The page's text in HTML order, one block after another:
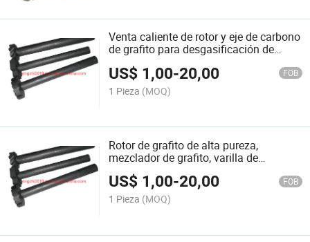
Venta caliente de rotor y eje de carbono
de grafito para desgasificación de
US$ 1,00-20,00 FOB
1 Pieza (MOQ)
Rotor de grafito de alta pureza,
mezclador de grafito, varilla de
desgasificación
US$ 1,00-20,00 FOB
1 Pieza (MOQ)